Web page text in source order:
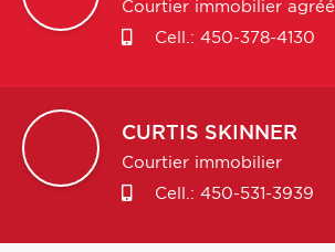
Courtier immobilier agréé
Cell.: 450-378-4130
CURTIS SKINNER
Courtier immobilier
Cell.: 450-531-3939